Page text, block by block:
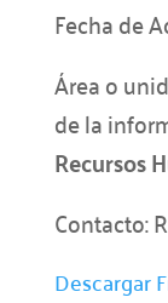
Fecha de
Área o
de la
Recursos
Contacto:
Descargar